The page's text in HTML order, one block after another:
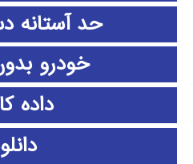
حد آستانه
خودرو
داده